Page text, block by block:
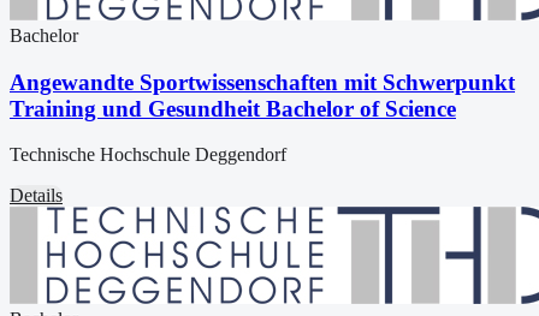
Bachelor
Angewandte Sportwissenschaften mit Schwerpunkt
Training und Gesundheit Bachelor of Science
Technische Hochschule Deggendorf
Details